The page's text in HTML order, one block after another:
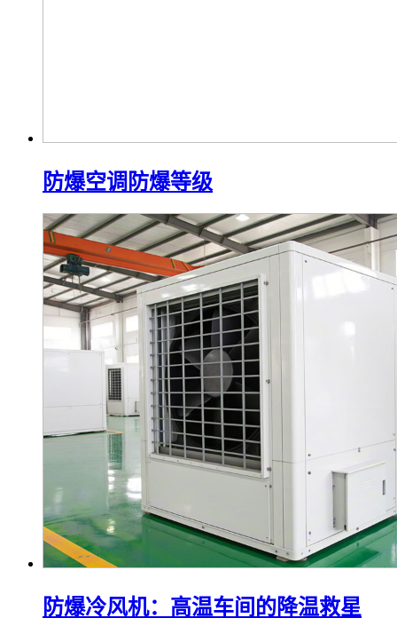
防爆空调防爆等级
防爆冷风机：高温车间的降温救星